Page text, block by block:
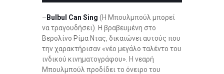
– Bulbul Can Sing (Η Μπουλμπούλ μπορεί
να τραγουδήσει). Η βραβευμένη στο
Βερολίνο Ρίμα Ντας, δικαιώνει αυτούς που
την χαρακτήρισαν «νέο μεγάλο ταλέντο του
ινδικού κινηματογράφου». Η νεαρή
Μπουλμπούλ προδίδει το όνειρο του